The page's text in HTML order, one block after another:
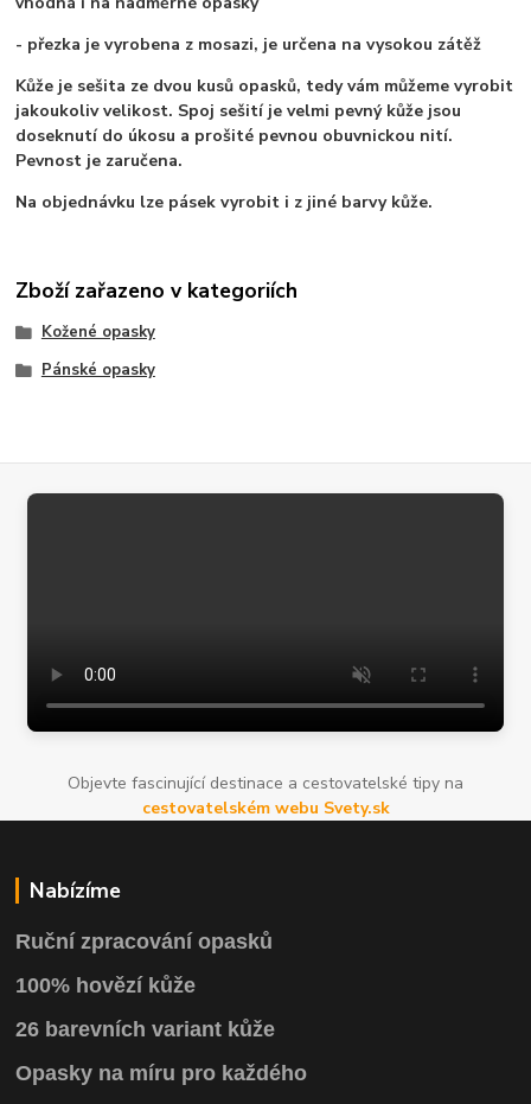
- přezka je vyrobena z mosazi, je určena na vysokou zátěž
Kůže je sešita ze dvou kusů opasků, tedy vám můžeme vyrobit
jakoukoliv velikost. Spoj sešití je velmi pevný kůže jsou
doseknutí do úkosu a prošité pevnou obuvnickou nití.
Pevnost je zaručena.
Na objednávku lze pásek vyrobit i z jiné barvy kůže.
Zboží zařazeno v kategoriích
Kožené opasky
Pánské opasky
Objevte fascinující destinace a cestovatelské tipy na
cestovatelském webu Svety.sk
Nabízíme
Ruční zpracování opasků
100% hovězí kůže
26 barevních variant kůže
Opasky na míru pro každého